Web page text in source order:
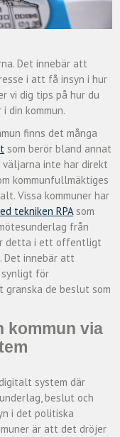
Det innebär att
i att få insyn i hur
vi dig tips på hur du
din kommun.
finns det många
som berör bland annat
väljarna inte har direkt
kommunfullmäktiges
Vissa kommuner har
tekniken RPAsom
från
detta i ett offentligt
Det innebär att
för
granska de beslut som
kommun via
system där
beslut och
i det politiska
är att det dröjer